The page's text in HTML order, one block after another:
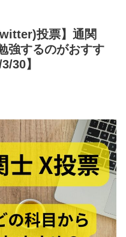
投票】通関
強するのがおすす
30】